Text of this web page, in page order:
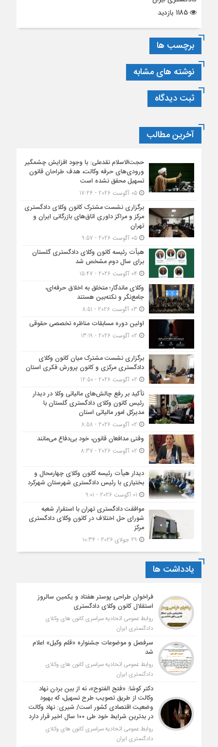
برچسب ها
نوشته های مشابه
ثبت دیدگاه
آخرین مطالب
حجت‌الاسلام نقدعلی: با وجود افزایش چشمگیر
ورودی‌های حرفه وکالت، هدف طراحان قانون
تسهیل محقق نشده است
05 آگوست 2026 - 17:24
برگزاری نشست مشترک کانون وکلای دادگستری
مرکز و مراکز داوری اتاق‌های بازرگانی ایران و
تهران
05 آگوست 2026 - 9:57
هیأت ‌رئیسه کانون وکلای دادگستری گلستان
برای سال دوم مشخص شد
وکلای ماندگار؛ متخلق به اخلاق حرفه‌ای،
جامع‌نگر و نکته‌بین هستند
اولین دوره مسابقات مناظره تخصصی حقوقی
برگزاری نشست مشترک میان کانون وکلای
دادگستری مرکزی و کانون پرورش فکری استان
تأکید بر رفع چالش‌های مالیاتی وکلا در دیدار
رئیس کانون وکلای دادگستری گلستان با
مدیرکل امور مالیاتی استان
وقتی مدافعان قانون، خود بی‌دفاع می‌مانند
دیدار هیأت رئیسه کانون وکلای چهارمحال و
بختیاری با رئیس دادگستری شهرستان شهرکرد
موافقت دادگستری تهران با استقرار شعبه
شورای حل اختلاف در کانون وکلای دادگستری
مرکز
یادداشت ها
فراخوان طراحی پوستر هفتاد و یکمین سالروز
استقلال کانون وکلای دادگستری
روابط عمومی اتحادیه سراسری کانون های وکلای
دادگستری ایران
سرفصل و موضوعات جشنواره «قلم وکیل» اعلام
شد
روابط عمومی اتحادیه سراسری کانون های وکلای
دادگستری ایران
دکتر کوشا: «فتح الفتوح»، نه از بین بردن نهاد
وکالت از طریق تصویب طرح تسهیل، که بهبود
وضعیت اقتصادی کشور است/ شیری: نهاد وکالت
در بدترین شرایط خود طی ۱۰۰ سال اخیر قرار دارد
روابط عمومی اتحادیه سراسری کانون های وکلای
دادگستری ایران